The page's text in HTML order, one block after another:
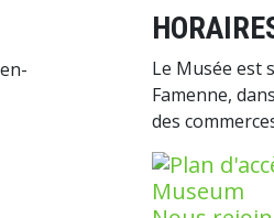
Le Musée est
Famenne,
des